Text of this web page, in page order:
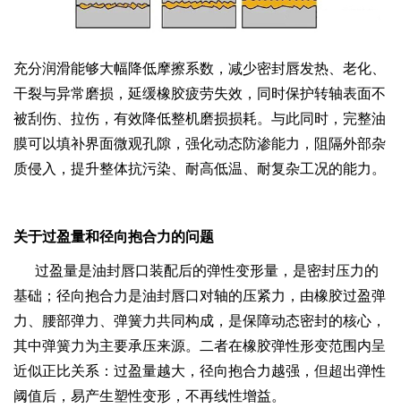
充分润滑能够大幅降低摩擦系数，减少密封唇发热、老化、
干裂与异常磨损，延缓橡胶疲劳失效，同时保护转轴表面不
被刮伤、拉伤，有效降低整机磨损损耗。与此同时，完整油
膜可以填补界面微观孔隙，强化动态防渗能力，阻隔外部杂
质侵入，提升整体抗污染、耐高低温、耐复杂工况的能力。
关于过盈量和径向抱合力的问题
过盈量是油封唇口装配后的弹性变形量，是密封压力的
基础；径向抱合力是油封唇口对轴的压紧力，由橡胶过盈弹
力、腰部弹力、弹簧力共同构成，是保障动态密封的核心，
其中弹簧力为主要承压来源。二者在橡胶弹性形变范围内呈
近似正比关系：过盈量越大，径向抱合力越强，但超出弹性
阈值后，易产生塑性变形，不再线性增益。